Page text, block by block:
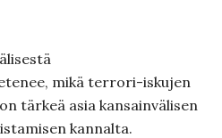
mikä terrori-iskujen
tärkeä asia kansainvälisen
kannalta.